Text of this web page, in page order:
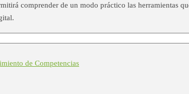
comprender de un modo práctico las herramientas
de Competencias